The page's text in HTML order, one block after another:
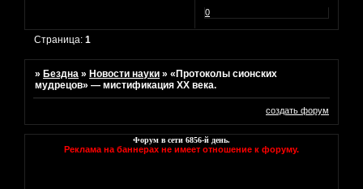
0
Страница:1
»Бездна »Новости науки »«Протоколы сионских
мудрецов» — мистификация XX века.
создать форум
Форум в сети 6856-й день.
Реклама на баннерах не имеет отношение к форуму.